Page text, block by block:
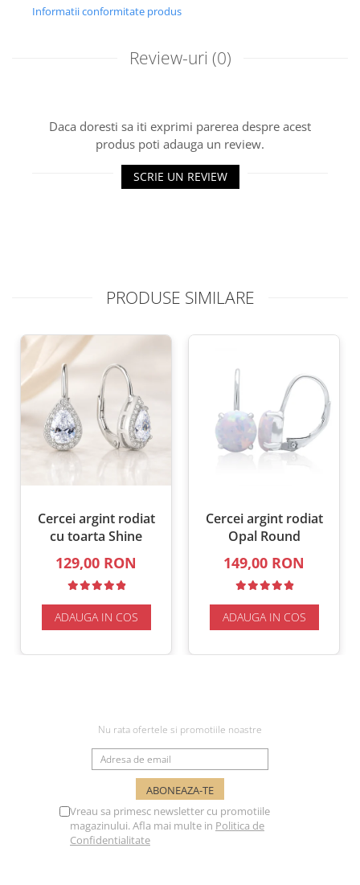
Informatii conformitate produs
Review-uri (0)
Daca doresti sa iti exprimi parerea despre acest
produs poti adauga un review.
SCRIE UN REVIEW
PRODUSE SIMILARE
Cercei argint rodiat
cu toarta Shine
129,00 RON
ADAUGA IN COS
Cercei argint rodiat
Opal Round
149,00 RON
ADAUGA IN COS
Nu rata ofertele si promotiile noastre
Vreau sa primesc newsletter cu promotiile
magazinului. Afla mai multe in Politica de
Confidentialitate